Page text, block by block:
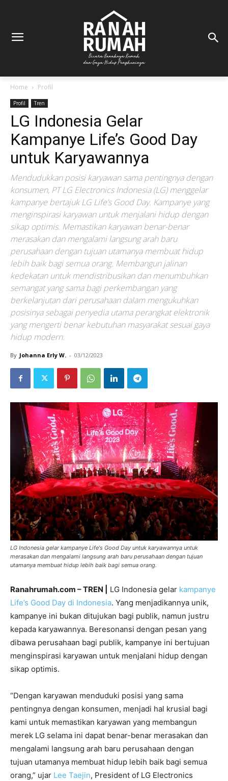
Home Profil
Profil Tren
LG Indonesia Gelar
Kampanye Life’s Good Day
untuk Karyawannya
Mendudukkan posisi karyawan sama pentingnya dengan
konsumen, PT LG Electronics Indonesia (LG) menggelar
kampanye bertajuk LG Life’s Good Day. Kampanye yang
menginspirasi karyawan untuk menjalani hidup dengan
sikap optimis. Memastikan karyawan benar-benar
merasakan dan mengalami langsung arah baru
perusahaan dengan tujuan utamanya membuat hidup
lebih baik bagi semua orang. Membangun jalinan
kedekatan untuk mendistribusikan dan menumbuhkan
semangat yang sama bagi perkembangan yang
berkelanjutan dari perusahaan dalam mengukuhkan
posisinya sebagai penyedia utama perangkat elektronik
yang mengerti benar kebutuhan masyarakat sesuai gaya
hidup modern.
By Johanna Erly W. - 03/12/2023
LG Indonesia gelar kampanye Life's Good Day untuk karyawannya untuk
merasakan dan mengalami langsung arah baru perusahaan dengan tujuan
utamanya membuat hidup lebih baik bagi semua orang.
Ranahrumah.com – TREN | LG Indonesia gelar kampanye
Life’s Good Day di Indonesia. Yang menjadikannya unik,
kampanye ini bukan ditujukan bagi publik, namun justru
kepada karyawannya. Beresonansi dengan pesan yang
dibawa perusahaan bagi publik, kampanye ini bertujuan
menginspirasi karyawan untuk menjalani hidup dengan
sikap optimis.
“Dengan karyawan menduduki posisi yang sama
pentingnya dengan konsumen, menjadi hal krusial bagi
kami untuk memastikan karyawan yang membangun
merek LG selama ini dapat benar-benar merasakan dan
mengalami langsung arah baru perusahaan dengan
tujuan utamanya membuat hidup lebih baik bagi semua
orang,” ujar Lee Taejin, President of LG Electronics